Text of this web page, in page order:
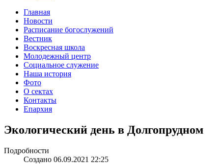
Главная
Новости
Расписание богослужений
Вестник
Воскресная школа
Молодежный центр
Социальное служение
Наша история
Фото
О сектах
Контакты
Епархия
Экологический день в Долгопрудном
Подробности
Создано 06.09.2021 22:25